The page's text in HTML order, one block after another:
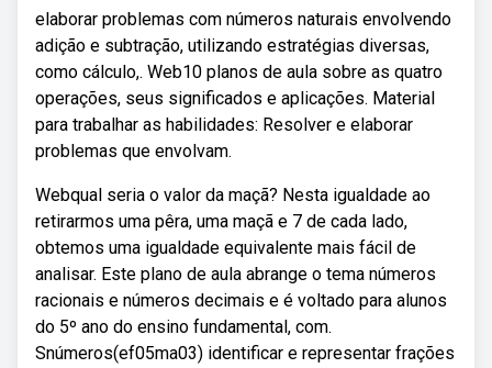
elaborar problemas com números naturais envolvendo
adição e subtração, utilizando estratégias diversas,
como cálculo,. Web10 planos de aula sobre as quatro
operações, seus significados e aplicações. Material
para trabalhar as habilidades: Resolver e elaborar
problemas que envolvam.
Webqual seria o valor da maçã? Nesta igualdade ao
retirarmos uma pêra, uma maçã e 7 de cada lado,
obtemos uma igualdade equivalente mais fácil de
analisar. Este plano de aula abrange o tema números
racionais e números decimais e é voltado para alunos
do 5º ano do ensino fundamental, com.
Snúmeros(ef05ma03) identificar e representar frações